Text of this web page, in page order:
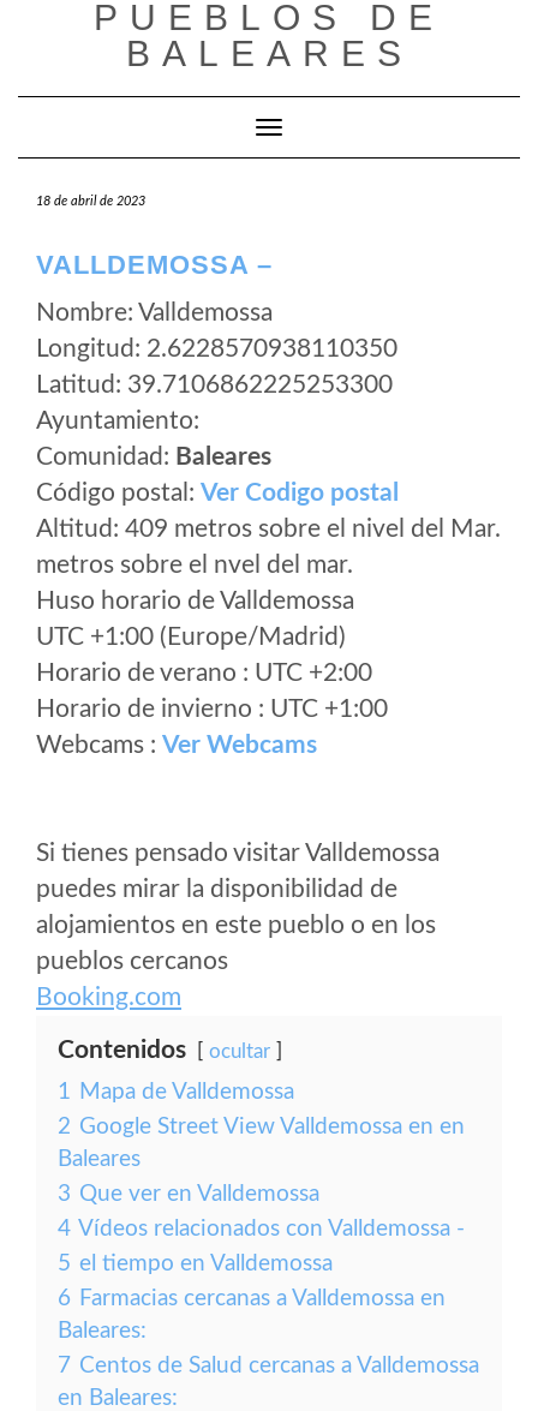
PUEBLOS DE
BALEARES
Cambiar modo de navegación
18 de abril de 2023
VALLDEMOSSA –
Nombre: Valldemossa
Longitud: 2.6228570938110350
Latitud: 39.7106862225253300
Ayuntamiento:
Comunidad: Baleares
Código postal: Ver Codigo postal
Altitud: 409 metros sobre el nivel del Mar.
metros sobre el nvel del mar.
Huso horario de Valldemossa
UTC +1:00 (Europe/Madrid)
Horario de verano : UTC +2:00
Horario de invierno : UTC +1:00
Webcams : Ver Webcams
Si tienes pensado visitar Valldemossa
puedes mirar la disponibilidad de
alojamientos en este pueblo o en los
pueblos cercanos
Booking.com
Contenidos ocultar
1 Mapa de Valldemossa
2 Google Street View Valldemossa en en
Baleares
3 Que ver en Valldemossa
4 Vídeos relacionados con Valldemossa -
5 el tiempo en Valldemossa
6 Farmacias cercanas a Valldemossa en
Baleares:
7 Centos de Salud cercanas a Valldemossa
en Baleares: